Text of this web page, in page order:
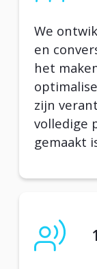
We
en
het
zijn
volledige
gemaakt